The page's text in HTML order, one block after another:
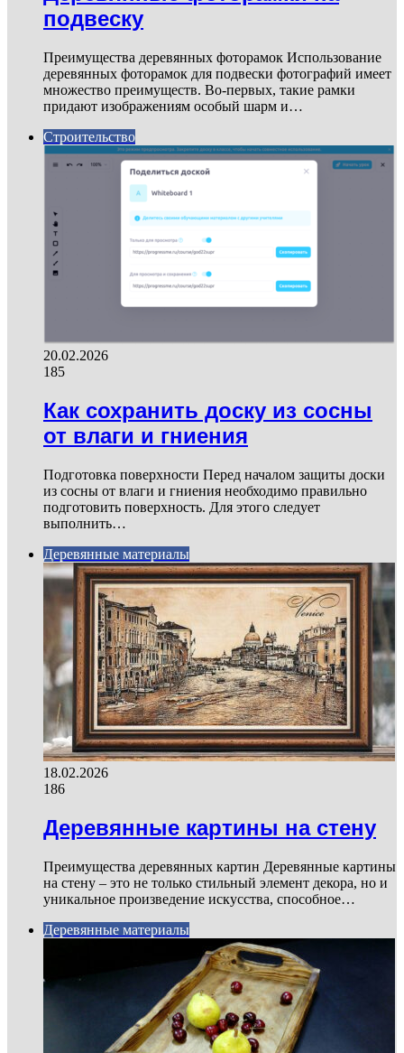
подвеску
Преимущества деревянных фоторамок Использование
деревянных фоторамок для подвески фотографий имеет
множество преимуществ. Во-первых, такие рамки
придают изображениям особый шарм и…
Строительство
20.02.2026
185
Как сохранить доску из сосны
от влаги и гниения
Подготовка поверхности Перед началом защиты доски
из сосны от влаги и гниения необходимо правильно
подготовить поверхность. Для этого следует
выполнить…
Деревянные материалы
18.02.2026
186
Деревянные картины на стену
Преимущества деревянных картин Деревянные картины
на стену – это не только стильный элемент декора, но и
уникальное произведение искусства, способное…
Деревянные материалы